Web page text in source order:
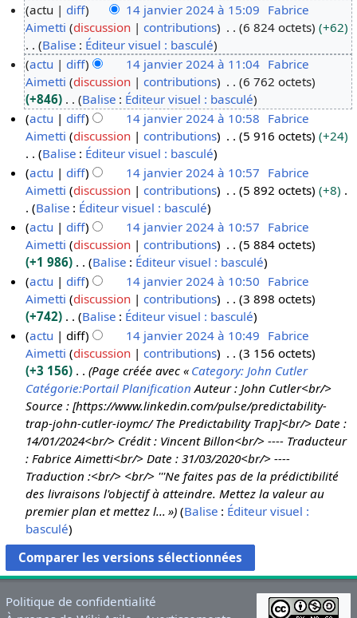
v
2
actu diff 14 janvier 2024 à 15:09 Fabrice
Aimetti discussion contributions 6 824 octets +62
A
u
c
u
n
é
s
m
é
d
e
s
m
o
d
i
f
i
c
a
t
i
o
n
s
Balise : Éditeur visuel : basculé
actu
diff 14 janvier 2024 à 11:04 Fabrice
Aimetti discussion contributions
6 762 octets
+846
A
u
u
n
é
s
u
m
é
d
e
s
m
o
d
i
f
i
c
a
t
i
o
n
s
Balise : Éditeur visuel : basculé
actu
diff 14 janvier 2024 à 10:58 Fabrice
Aimetti discussion contributions 5 916 octets +24
A
u
u
n
r
é
s
u
m
é
d
e
s
m
o
d
i
f
i
c
a
t
i
n
Balise : Éditeur visuel : basculé
actu
diff 14 janvier 2024 à 10:57 Fabrice
Aimetti discussion contributions 5 892 octets +8
A
u
c
u
n
r
é
s
u
m
é
d
e
m
o
i
i
c
t
Balise : Éditeur visuel : basculé
actu
diff 14 janvier 2024 à 10:57 Fabrice
Aimetti discussion contributions
5 884 octets
+1 986
A
u
c
u
n
r
é
s
u
m
é
d
e
s
m
o
d
i
f
Balise : Éditeur visuel : basculé
actu
diff 14 janvier 2024 à 10:50 Fabrice
Aimetti discussion contributions
3 898 octets
+742
A
u
c
u
n
r
é
s
u
m
é
d
e
s
m
o
d
Balise : Éditeur visuel : basculé
actu
diff 14 janvier 2024 à 10:49 Fabrice
Aimetti discussion contributions
3 156 octets
+3 156
Page créée avec « Category: John Cutler
Catégorie:Portail Planification Auteur : John Cutler<br/>
Source : [https://www.linkedin.com/pulse/predictability-
trap-john-cutler-ioymc/ The Predictability Trap]<br/> Date :
14/01/2024<br/> Crédit : Vincent Billon<br/> ---- Traducteur
: Fabrice Aimetti<br/> Date : 31/03/2020<br/> ----
Traduction :<br/> <br/> '''Ne faites pas de la prédictibilité
des livraisons l'objectif à atteindre. Mettez la valeur au
premier plan et mettez l... »
Balise : Éditeur visuel :
basculé
Politique de confidentialité